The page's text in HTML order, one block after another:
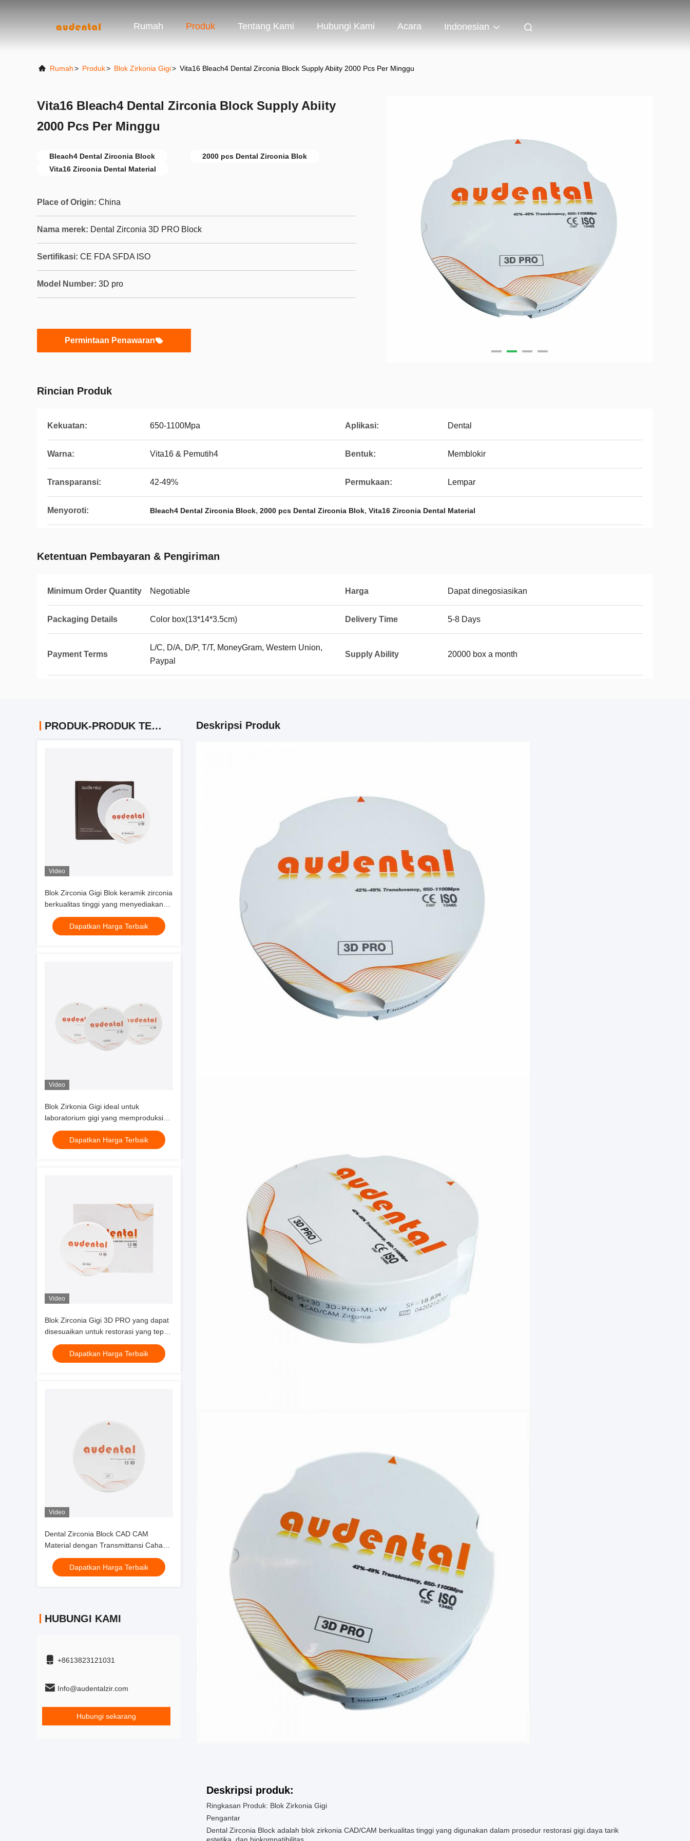
Rumah Produk Tentang Kami Hubungi Kami Acara Indonesian
Rumah> Produk> Blok Zirkonia Gigi> Vita16 Bleach4 Dental Zirconia Block Supply Abiity 2000 Pcs Per Minggu
Vita16 Bleach4 Dental Zirconia Block Supply Abiity
2000 Pcs Per Minggu
Bleach4 Dental Zirconia Block
2000 pcs Dental Zirconia Blok
Vita16 Zirconia Dental Material
Place of Origin: China
Nama merek: Dental Zirconia 3D PRO Block
Sertifikasi: CE FDA SFDA ISO
Model Number: 3D pro
Permintaan Penawaran
Rincian Produk
Kekuatan: 650-1100Mpa Aplikasi: Dental
Warna: Vita16 & Pemutih4 Bentuk: Memblokir
Transparansi: 42-49% Permukaan: Lempar
Menyoroti: Bleach4 Dental Zirconia Block, 2000 pcs Dental Zirconia Blok, Vita16 Zirconia Dental Material
Ketentuan Pembayaran & Pengiriman
Minimum Order Quantity Negotiable Harga Dapat dinegosiasikan
Packaging Details Color box(13*14*3.5cm) Delivery Time 5-8 Days
Payment Terms
L/C, D/A, D/P, T/T, MoneyGram, Western Union,
Paypal
Supply Ability 20000 box a month
PRODUK-PRODUK TERKAIT
Video
Blok Zirconia Gigi Blok keramik zirconia
berkualitas tinggi yang menyediakan
solusi restorasi gigi yang tepat dan
tahan lamaDapatkan Harga Terbaik
Video
Blok Zirkonia Gigi ideal untuk
laboratorium gigi yang memproduksi
mahkota, jembatan, dan komponen
implan dengan hasil yang konsisten
Dapatkan Harga Terbaik
Video
Blok Zirconia Gigi 3D PRO yang dapat
disesuaikan untuk restorasi yang tepat
dan tahan lama
Dapatkan Harga Terbaik
Video
Dental Zirconia Block CAD CAM
Material dengan Transmittansi Cahaya
yang sangat baik dan Kinerja Sintering
untuk Aplikasi Gigi
Dapatkan Harga Terbaik
HUBUNGI KAMI
+8613823121031
Info@audentalzir.com
Hubungi sekarang
Deskripsi Produk
Deskripsi produk:
Ringkasan Produk: Blok Zirkonia Gigi
Pengantar
Dental Zirconia Block adalah blok zirkonia CAD/CAM berkualitas tinggi yang digunakan dalam prosedur restorasi gigi.daya tarik